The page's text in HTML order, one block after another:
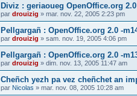
Diviz : geriaoueg OpenOffice.org
par drouizig » mar. nov. 22, 2005 2:23 pm
Pellgargañ : OpenOffice.org 2.0 -
par drouizig » sam. nov. 19, 2005 4:06 pm
Pellgargañ : OpenOffice.org 2.0 -
par drouizig » dim. nov. 13, 2005 11:47 am
Cheñch yezh pa vez cheñchet an
par Nicolas » mar. nov. 08, 2005 10:28 am